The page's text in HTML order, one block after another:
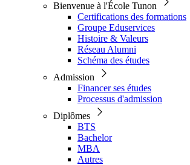
Bienvenue à l'École Tunon
Certifications des formations
Groupe Eduservices
Histoire & Valeurs
Réseau Alumni
Schéma des études
Admission
Financer ses études
Processus d'admission
Diplômes
BTS
Bachelor
MBA
Autres